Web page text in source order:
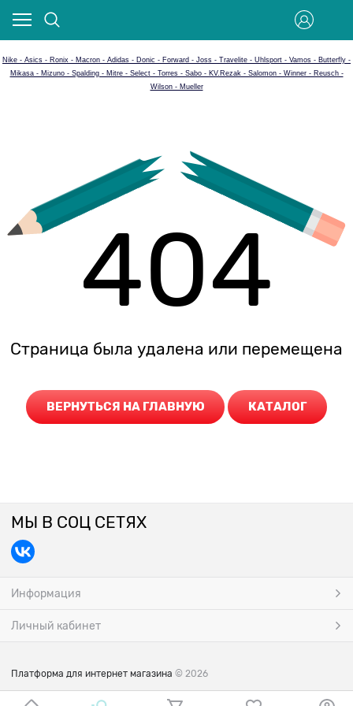
Nike - Asics - Ronix - Macron - Adidas - Donic - Forward - Joss - Travelite - Uhlsport - Vamos - Butterfly -
Mikasa - Mizuno - Spalding - Mitre - Select - Torres - Sabo - KV.Rezak - Salomon - Winner - Reusch -
Wilson - Mueller
404
Страница была удалена или перемещена
ВЕРНУТЬСЯ НА ГЛАВНУЮ КАТАЛОГ
МЫ В СОЦ СЕТЯХ
Информация
Личный кабинет
Платформа для интернет магазина © 2026